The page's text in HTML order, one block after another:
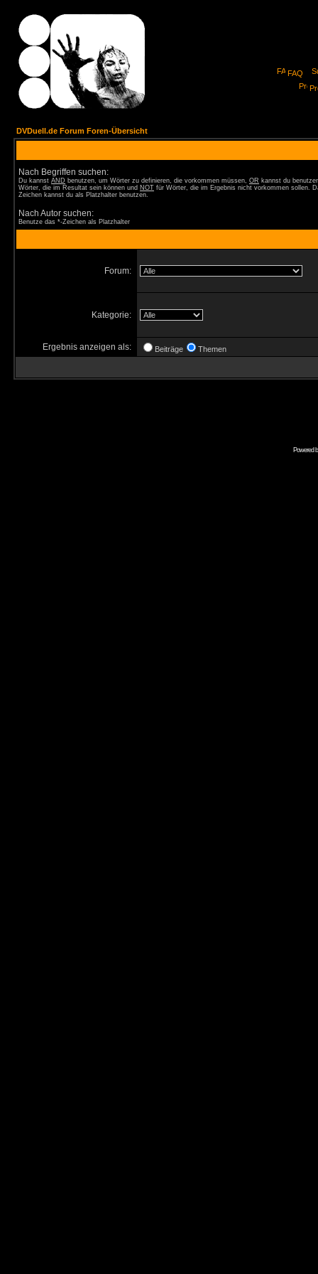
FAQ
DVDuell.de Forum Foren-Übersicht
Nach Begriffen suchen:
Du kannst AND benutzen, um Wörter zu definieren, die vorkommen müssen, OR kannst du
Wörter, die im Resultat sein können und NOT für Wörter, die im Ergebnis nicht vorkommen sollen.
Zeichen kannst du als Platzhalter benutzen.
Nach Autor suchen:
Benutze das *-Zeichen als Platzhalter
Forum:
Kategorie:
Ergebnis anzeigen als: Beiträge Themen
Powered